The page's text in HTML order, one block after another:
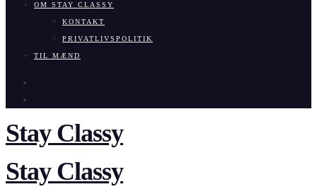
OM STAY CLASSY
KONTAKT
PRIVATLIVSPOLITIK
TIL MÆND
Stay Classy
Stay Classy